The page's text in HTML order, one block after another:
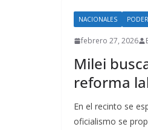
NACIONALES
febrero 27, 2026
Milei
reforma
En el recinto se
oficialismo se